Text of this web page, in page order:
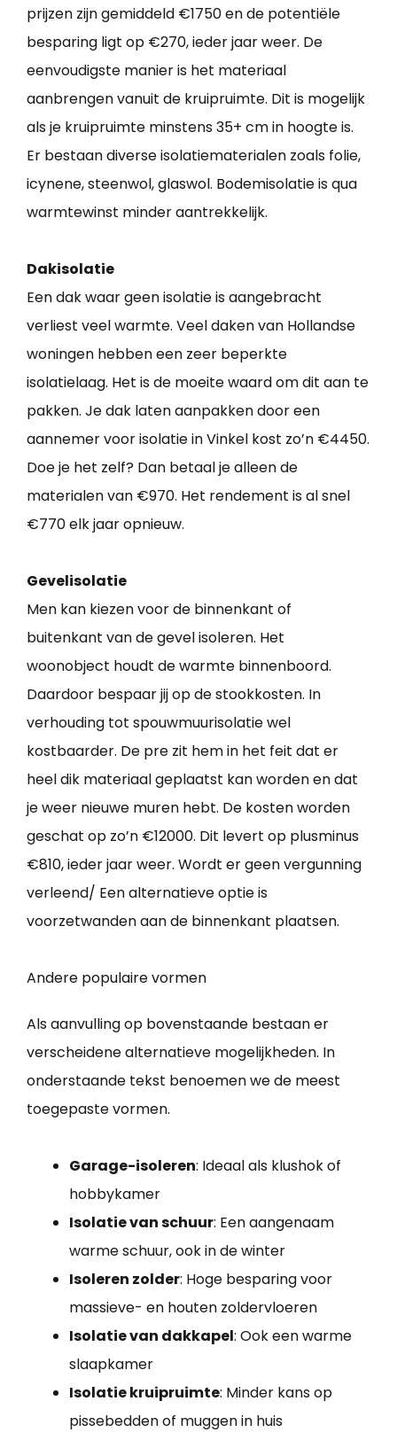
prijzen zijn gemiddeld €1750 en de potentiële
besparing ligt op €270, ieder jaar weer. De
eenvoudigste manier is het materiaal
aanbrengen vanuit de kruipruimte. Dit is mogelijk
als je kruipruimte minstens 35+ cm in hoogte is.
Er bestaan diverse isolatiematerialen zoals folie,
icynene, steenwol, glaswol. Bodemisolatie is qua
warmtewinst minder aantrekkelijk.
Dakisolatie
Een dak waar geen isolatie is aangebracht
verliest veel warmte. Veel daken van Hollandse
woningen hebben een zeer beperkte
isolatielaag. Het is de moeite waard om dit aan te
pakken. Je dak laten aanpakken door een
aannemer voor isolatie in Vinkel kost zo’n €4450.
Doe je het zelf? Dan betaal je alleen de
materialen van €970. Het rendement is al snel
€770 elk jaar opnieuw.
Gevelisolatie
Men kan kiezen voor de binnenkant of
buitenkant van de gevel isoleren. Het
woonobject houdt de warmte binnenboord.
Daardoor bespaar jij op de stookkosten. In
verhouding tot spouwmuurisolatie wel
kostbaarder. De pre zit hem in het feit dat er
heel dik materiaal geplaatst kan worden en dat
je weer nieuwe muren hebt. De kosten worden
geschat op zo’n €12000. Dit levert op plusminus
€810, ieder jaar weer. Wordt er geen vergunning
verleend/ Een alternatieve optie is
voorzetwanden aan de binnenkant plaatsen.
Andere populaire vormen
Als aanvulling op bovenstaande bestaan er
verscheidene alternatieve mogelijkheden. In
onderstaande tekst benoemen we de meest
toegepaste vormen.
Garage-isoleren: Ideaal als klushok of
hobbykamer
Isolatie van schuur: Een aangenaam
warme schuur, ook in de winter
Isoleren zolder: Hoge besparing voor
massieve- en houten zoldervloeren
Isolatie van dakkapel: Ook een warme
slaapkamer
Isolatie kruipruimte: Minder kans op
pissebedden of muggen in huis